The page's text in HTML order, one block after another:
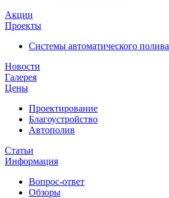
Акции
Проекты
Системы автоматического полива
Новости
Галерея
Цены
Проектирование
Благоустройство
Автополив
Статьи
Информация
Вопрос-ответ
Обзоры